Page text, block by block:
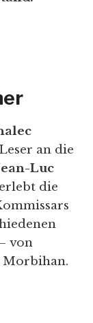
an die
Luc
die
von
Morbihan.